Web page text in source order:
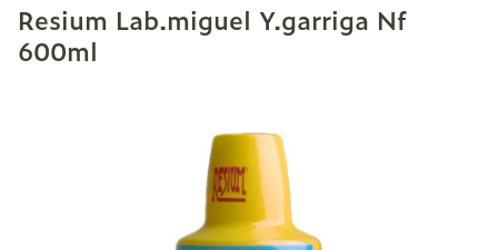
Resium Lab.miguel Y.garriga Nf
600ml